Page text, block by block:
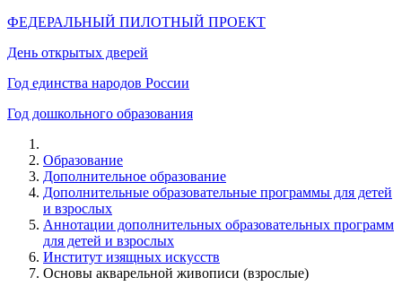
ФЕДЕРАЛЬНЫЙ ПИЛОТНЫЙ ПРОЕКТ
День открытых дверей
Год единства народов России
Год дошкольного образования
Образование
Дополнительное образование
Дополнительные образовательные программы для детей
и взрослых
Аннотации дополнительных образовательных программ
для детей и взрослых
Институт изящных искусств
Основы акварельной живописи (взрослые)